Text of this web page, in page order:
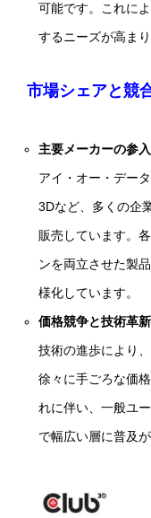
可能です。これに
するニーズが高ま
市場シェアと競
主要メーカーの参
アイ・オー・デー
3Dなど、多くの企
販売しています。
ンを両立させた製
様化しています。
価格競争と技術革
技術の進歩により
徐々に手ごろな価
れに伴い、一般ユ
で幅広い層に普及